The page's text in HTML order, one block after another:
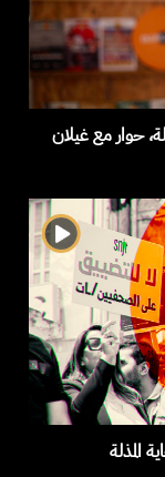
حوار مع غيلان
المذلة